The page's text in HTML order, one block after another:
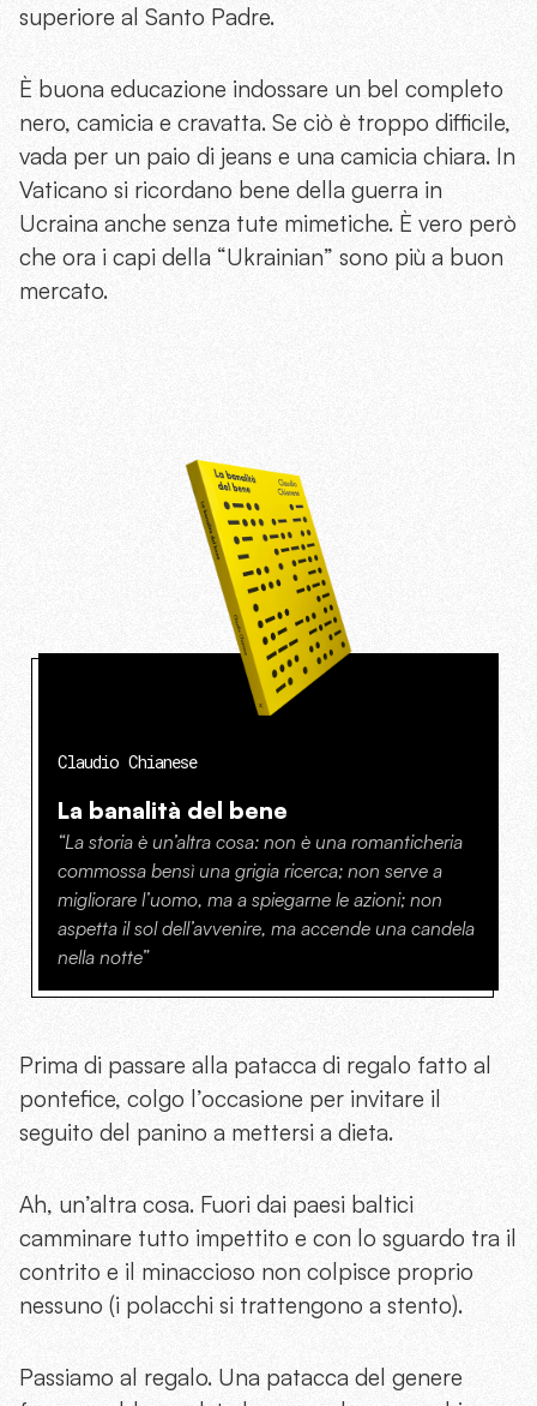
superiore al Santo Padre.
È buona educazione indossare un bel completo
nero, camicia e cravatta. Se ciò è troppo difficile,
vada per un paio di jeans e una camicia chiara. In
Vaticano si ricordano bene della guerra in
Ucraina anche senza tute mimetiche. È vero però
che ora i capi della “Ukrainian” sono più a buon
mercato.
Claudio Chianese
La banalità del bene
“La storia è un’altra cosa: non è una romanticheria
commossa bensì una grigia ricerca; non serve a
migliorare l’uomo, ma a spiegarne le azioni; non
aspetta il sol dell’avvenire, ma accende una candela
nella notte”
Prima di passare alla patacca di regalo fatto al
pontefice, colgo l’occasione per invitare il
seguito del panino a mettersi a dieta.
Ah, un’altra cosa. Fuori dai paesi baltici
camminare tutto impettito e con lo sguardo tra il
contrito e il minaccioso non colpisce proprio
nessuno (i polacchi si trattengono a stento).
Passiamo al regalo. Una patacca del genere